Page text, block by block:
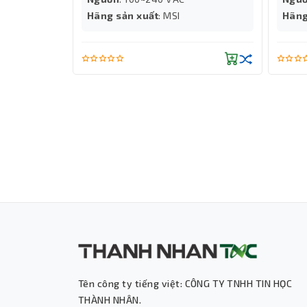
Kết luận
Huntkey CP5000 500W là lựa chọn phù hợp
nguồn ổn định, giá tốt và dễ sử dụng. Nếu bạn
chắc chắn là sản phẩm nên cân nhắc.
Hãng sản xuất: MSI
Tên công ty tiếng việt: CÔNG TY TNHH TIN HỌC
THÀNH NHÂN.